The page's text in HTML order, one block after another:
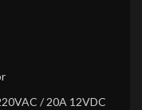
/ 20A 12VDC